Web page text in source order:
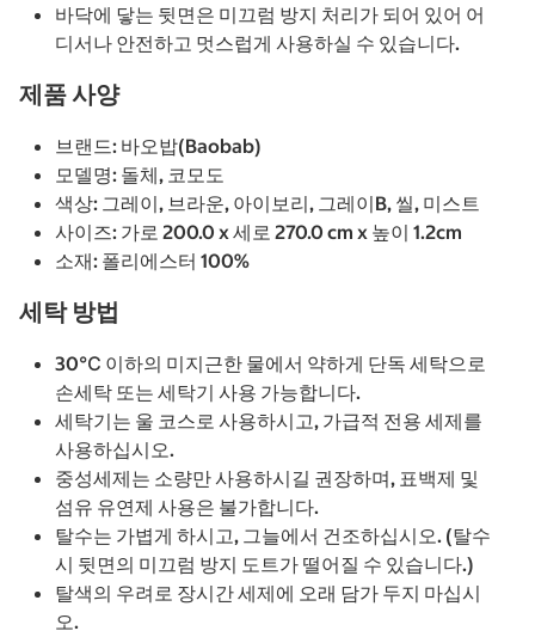
바닥에 닿는 뒷면은 미끄럼 방지 처리가 되어 있어 어
디서나 안전하고 멋스럽게 사용하실 수 있습니다.
제품 사양
브랜드: 바오밥(Baobab)
모델명: 돌체, 코모도
색상: 그레이, 브라운, 아이보리, 그레이B, 씰, 미스트
사이즈: 가로 200.0 x 세로 270.0 cm x 높이 1.2cm
소재: 폴리에스터 100%
세탁 방법
30℃ 이하의 미지근한 물에서 약하게 단독 세탁으로
손세탁 또는 세탁기 사용 가능합니다.
세탁기는 울 코스로 사용하시고, 가급적 전용 세제를
사용하십시오.
중성세제는 소량만 사용하시길 권장하며, 표백제 및
섬유 유연제 사용은 불가합니다.
탈수는 가볍게 하시고, 그늘에서 건조하십시오. (탈수
시 뒷면의 미끄럼 방지 도트가 떨어질 수 있습니다.)
탈색의 우려로 장시간 세제에 오래 담가 두지 마십시
오.